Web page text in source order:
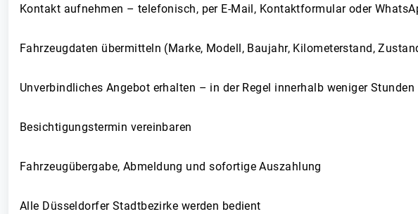
Kontakt aufnehmen – telefonisch, per E-Mail, Kontaktformular oder
Fahrzeugdaten übermitteln (Marke, Modell, Baujahr, Kilometerstand,
Unverbindliches Angebot erhalten – in der Regel innerhalb weniger Stunden
Besichtigungstermin vereinbaren
Fahrzeugübergabe, Abmeldung und sofortige Auszahlung
Alle Düsseldorfer Stadtbezirke werden bedient